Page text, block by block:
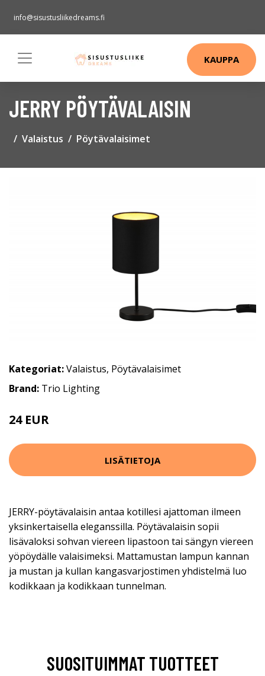
info@sisustusliikedreams.fi
KAUPPA
JERRY PÖYTÄVALAISIN
Valaistus Pöytävalaisimet
Kategoriat:Valaistus, Pöytävalaisimet
Brand: Trio Lighting
24 EUR
LISÄTIETOJA
JERRY-pöytävalaisin antaa kotillesi ajattoman ilmeen
yksinkertaisella eleganssilla. Pöytävalaisin sopii
lisävaloksi sohvan viereen lipastoon tai sängyn viereen
yöpöydälle valaisimeksi. Mattamustan lampun kannan
ja mustan ja kullan kangasvarjostimen yhdistelmä luo
kodikkaan ja kodikkaan tunnelman.
SUOSITUIMMAT TUOTTEET